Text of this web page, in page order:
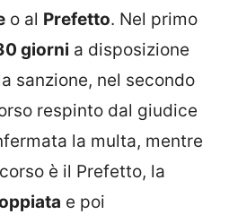
o al Prefetto. Nel primo
giorni a disposizione
sanzione, nel secondo
respinto dal giudice
la multa, mentre
è il Prefetto, la
e poi